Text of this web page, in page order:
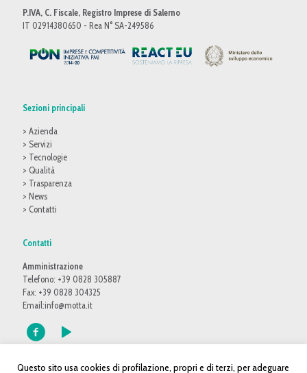
P.IVA, C. Fiscale, Registro Imprese di Salerno
IT 02914380650 - Rea N° SA-249586
Sezioni principali
> Azienda
> Servizi
> Tecnologie
> Qualità
> Trasparenza
> News
> Contatti
Contatti
Amministrazione
Telefono: +39 0828 305887
Fax: +39 0828 304325
Email:info@motta.it
Questo sito usa cookies di profilazione, propri e di terzi, per adeguare